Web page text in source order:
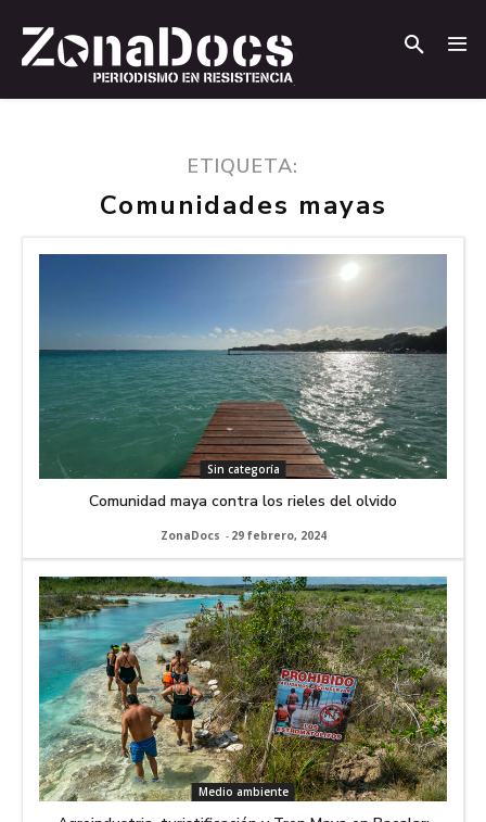
ETIQUETA:
Comunidades mayas
Sin categoría
Comunidad maya contra los rieles del olvido
ZonaDocs - 29 febrero, 2024
Medio ambiente